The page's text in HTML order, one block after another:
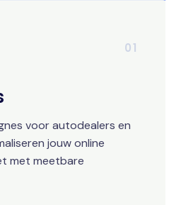
01
voor autodealers en
jouw online
met meetbare